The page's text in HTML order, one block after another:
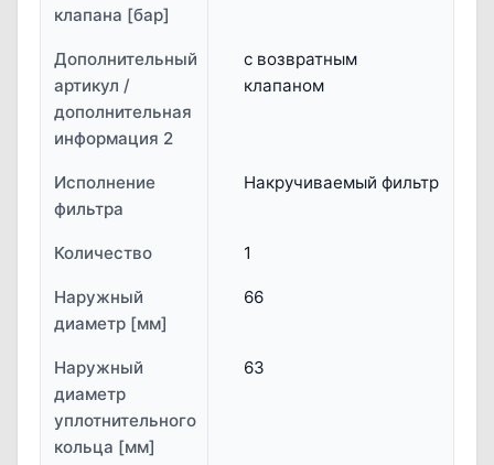
клапана [бар]
Дополнительный
артикул /
дополнительная
информация 2
с возвратным
клапаном
Исполнение
фильтра
Накручиваемый фильтр
Количество 1
Наружный
диаметр [мм]
66
Наружный
диаметр
уплотнительного
кольца [мм]
63